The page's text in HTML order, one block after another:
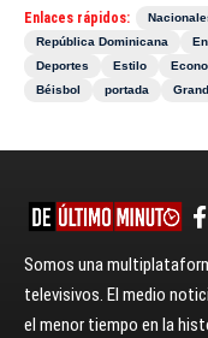
Enlaces rápidos:
República Dominicana
Deportes
Estilo
Béisbol
portada
Somos una
televisivos. El medio
el menor tiempo en la